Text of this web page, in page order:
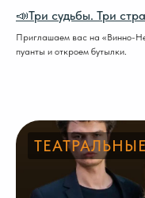
📣Три судьбы. Три
Приглашаем вас на «Винно-
пуанты и откроем бутылки.